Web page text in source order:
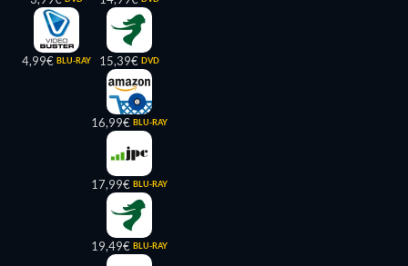
4,99€ BLU-RAY 15,39€ DVD
16,99€ BLU-RAY
17,99€ BLU-RAY
19,49€ BLU-RAY